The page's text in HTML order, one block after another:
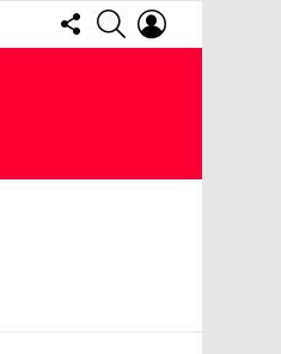
FOLLOW
US
SEARCH